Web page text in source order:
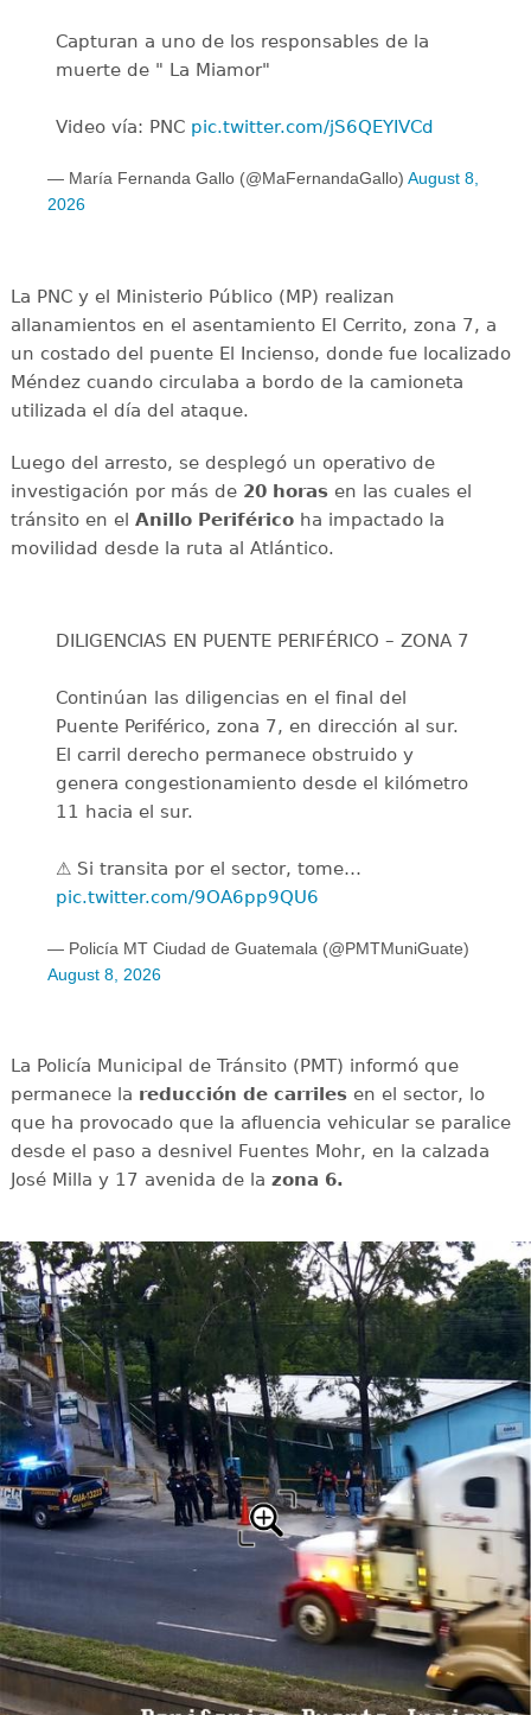
Capturan a uno de los responsables de la
muerte de " La Miamor"
Video vía: PNC pic.twitter.com/jS6QEYIVCd
— María Fernanda Gallo (@MaFernandaGallo) August 8,
2026
La PNC y el Ministerio Público (MP) realizan
allanamientos en el asentamiento El Cerrito, zona 7, a
un costado del puente El Incienso, donde fue localizado
Méndez cuando circulaba a bordo de la camioneta
utilizada el día del ataque.
Luego del arresto, se desplegó un operativo de
investigación por más de 20 horasen las cuales el
tránsito en el Anillo Periféricoha impactado la
movilidad desde la ruta al Atlántico.
DILIGENCIAS EN PUENTE PERIFÉRICO – ZONA 7
Continúan las diligencias en el final del
Puente Periférico, zona 7, en dirección al sur.
El carril derecho permanece obstruido y
genera congestionamiento desde el kilómetro
11 hacia el sur.
⚠️ Si transita por el sector, tome…
pic.twitter.com/9OA6pp9QU6
— Policía MT Ciudad de Guatemala (@PMTMuniGuate)
August 8, 2026
La Policía Municipal de Tránsito (PMT) informó que
permanece la reducción de carrilesen el sector, lo
que ha provocado que la afluencia vehicular se paralice
desde el paso a desnivel Fuentes Mohr, en la calzada
José Milla y 17 avenida de la zona 6.